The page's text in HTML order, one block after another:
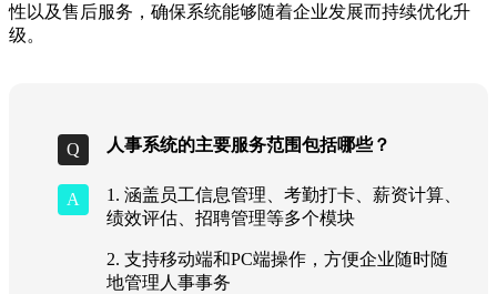
性以及售后服务，确保系统能够随着企业发展而持续优化升
级。
人事系统的主要服务范围包括哪些？
1. 涵盖员工信息管理、考勤打卡、薪资计算、
绩效评估、招聘管理等多个模块
2. 支持移动端和PC端操作，方便企业随时随
地管理人事事务